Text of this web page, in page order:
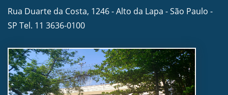
Rua Duarte da Costa, 1246 - Alto da Lapa - São Paulo -
SP Tel. 11 3636-0100